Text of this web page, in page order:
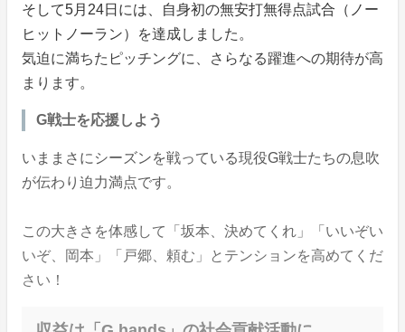
そして5月24日には、自身初の無安打無得点試合（ノー
ヒットノーラン）を達成しました。
気迫に満ちたピッチングに、さらなる躍進への期待が高
まります。
G戦士を応援しよう
いままさにシーズンを戦っている現役G戦士たちの息吹
が伝わり迫力満点です。
この大きさを体感して「坂本、決めてくれ」「いいぞい
いぞ、岡本」「戸郷、頼む」とテンションを高めてくだ
さい！